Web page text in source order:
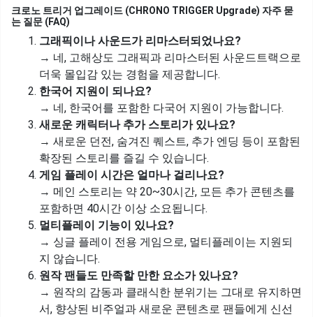
크로노 트리거 업그레이드 (CHRONO TRIGGER Upgrade) 자주 묻
는 질문 (FAQ)
그래픽이나 사운드가 리마스터되었나요?
→ 네, 고해상도 그래픽과 리마스터된 사운드트랙으로
더욱 몰입감 있는 경험을 제공합니다.
한국어 지원이 되나요?
→ 네, 한국어를 포함한 다국어 지원이 가능합니다.
새로운 캐릭터나 추가 스토리가 있나요?
→ 새로운 던전, 숨겨진 퀘스트, 추가 엔딩 등이 포함된
확장된 스토리를 즐길 수 있습니다.
게임 플레이 시간은 얼마나 걸리나요?
→ 메인 스토리는 약 20~30시간, 모든 추가 콘텐츠를
포함하면 40시간 이상 소요됩니다.
멀티플레이 기능이 있나요?
→ 싱글 플레이 전용 게임으로, 멀티플레이는 지원되
지 않습니다.
원작 팬들도 만족할 만한 요소가 있나요?
→ 원작의 감동과 클래식한 분위기는 그대로 유지하면
서, 향상된 비주얼과 새로운 콘텐츠로 팬들에게 신선